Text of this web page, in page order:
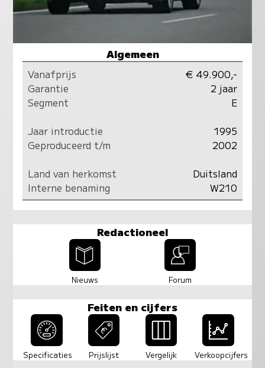
Algemeen
Vanafprijs
€ 49.900,-
Garantie
2 jaar
Segment
E
Jaar introductie
1995
Geproduceerd t/m
2002
Land van herkomst
Duitsland
Interne benaming
W210
Redactioneel
Nieuws Forum
Feiten en cijfers
Specificaties Prijslijst Vergelijk Verkoopcijfers